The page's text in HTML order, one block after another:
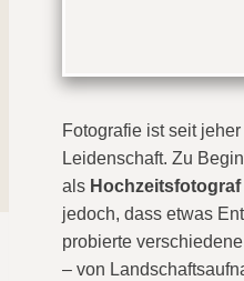
Fotografie ist seit
Leidenschaft. Zu
als Hochzeitsfotograf
jedoch, dass etwas
probierte
– von